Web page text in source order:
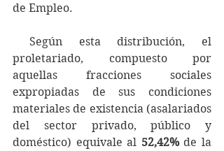
de Empleo.
proletariado, compuesto por
aquellas fracciones sociales
expropiadas de sus condiciones
materiales de existencia (asalariados
del sector privado, público y
doméstico) equivale al 52,42% de la